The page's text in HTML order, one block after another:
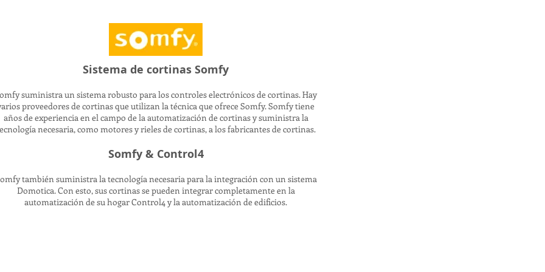
Sistema de cortinas Somfy
suministra un sistema robusto para los controles electrónicos de cortinas. Hay
proveedores de cortinas que utilizan la técnica que ofrece Somfy. Somfy tiene
años de experiencia en el campo de la automatización de cortinas y suministra la
necesaria, como motores y rieles de cortinas, a los fabricantes de cortinas.
Somfy & Control4
también suministra la tecnología necesaria para la integración con un sistema
Domotica. Con esto, sus cortinas se pueden integrar completamente en la
automatización de su hogar Control4 y la automatización de edificios.